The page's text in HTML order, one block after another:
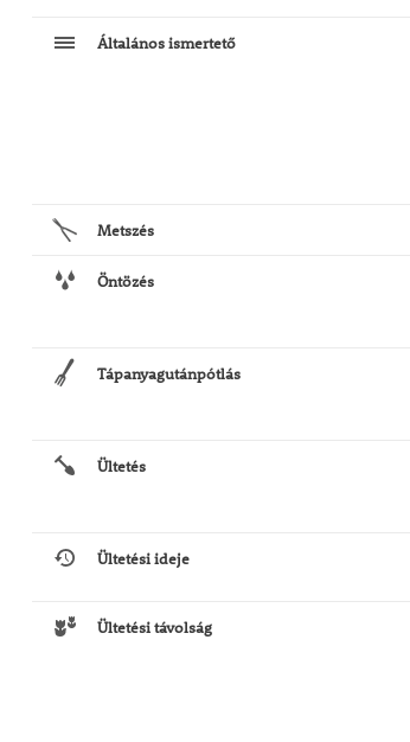
Általános ismertető
Metszés
Öntözés
Tápanyagutánpótlás
Ültetés
Ültetési ideje
Ültetési távolság